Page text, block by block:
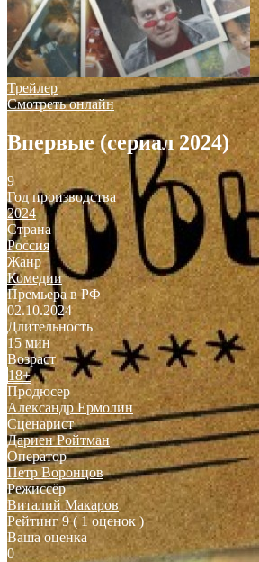
Трейлер
Смотреть онлайн
Впервые (сериал 2024)
9
Год производства
2024
Страна
Россия
Жанр
Комедии
Премьера в РФ
02.10.2024
Длительность
15 мин
Возраст
18+
Продюсер
Александр Ермолин
Сценарист
Дариен Ройтман
Оператор
Петр Воронцов
Режиссёр
Виталий Макаров
Рейтинг 9 ( 1 оценок )
Ваша оценка
0